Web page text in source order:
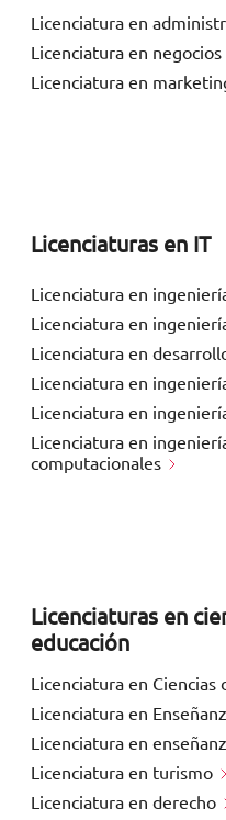
Licenciatura en
Licenciatura en
Licenciatura en
Licenciaturas en IT
Licenciatura en
Licenciatura en
Licenciatura en
Licenciatura en
Licenciatura en
Licenciatura en
computacionales
Licenciaturas en
educación
Licenciatura en Ciencias
Licenciatura en
Licenciatura en
Licenciatura en turismo
Licenciatura en derecho